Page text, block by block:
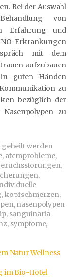
Bei der Auswahl
von
Erfahrung und
Erkrankungen
mit dem
aufzubauen
guten Händen
zu
bezüglich der
zu
geheilt werden
, atemprobleme,
,
,
,kopfschmerzen,
, nasenpolypen
, sanguinaria
, symptome,
Natur Wellness
im Bio-Hotel